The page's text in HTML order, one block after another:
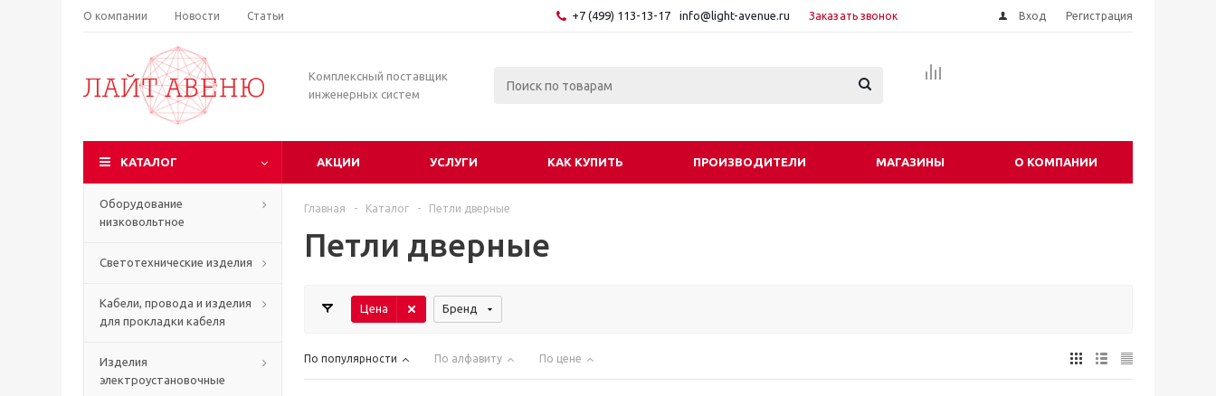
О компании Новости Статьи +7 (499) 113-13-17 info@light-avenue.ru Заказать звонок Вход Регистрация
Комплексный поставщик
инженерных систем
КАТАЛОГ АКЦИИ УСЛУГИ КАК КУПИТЬ ПРОИЗВОДИТЕЛИ МАГАЗИНЫ О КОМПАНИИ
Оборудование
низковольтное
Светотехнические изделия
Кабели, провода и изделия
для прокладки кабеля
Изделия
электроустановочные
Главная - Каталог - Петли дверные
Петли дверные
Цена Бренд
По популярности По алфавиту По цене